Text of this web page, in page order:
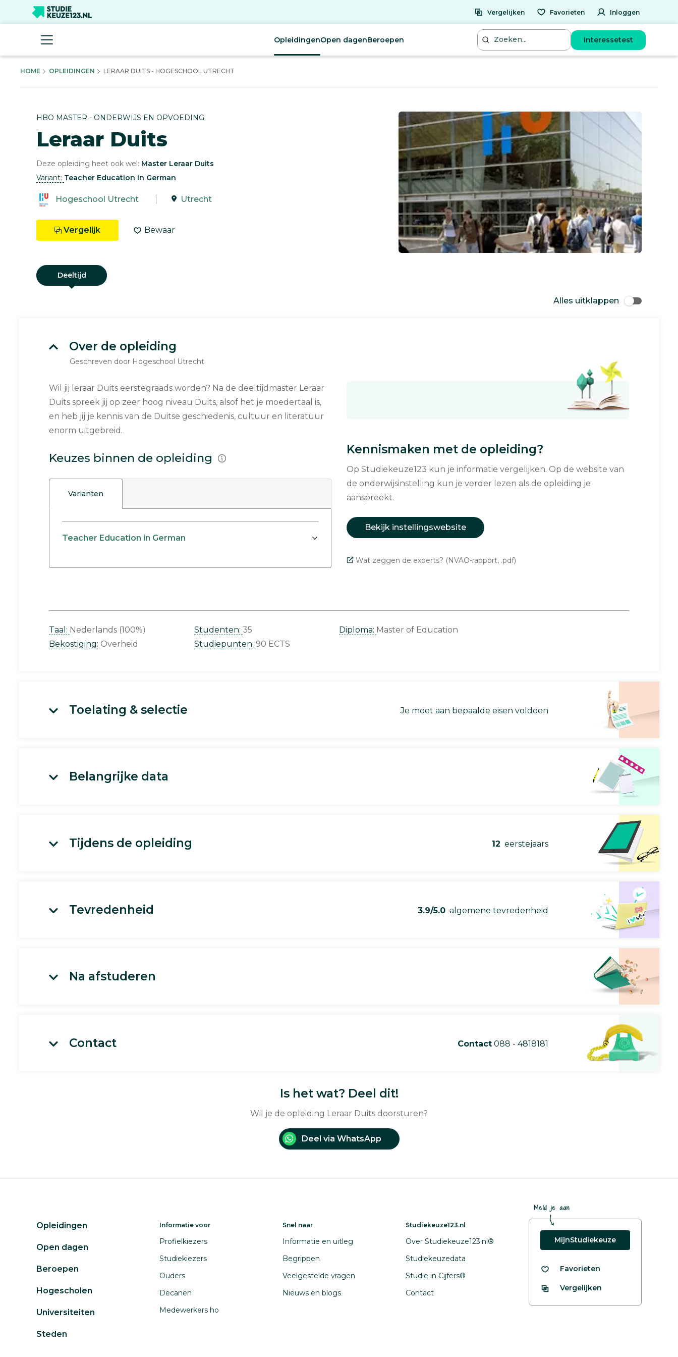
Vergelijken Favorieten Inloggen
OpleidingenOpen dagenBeroepen Interessetest
HOME OPLEIDINGEN LERAAR DUITS - HOGESCHOOL UTRECHT
HBO MASTER - ONDERWIJS EN OPVOEDING
Leraar Duits
Deze opleiding heet ook wel: Master Leraar Duits
Variant: Teacher Education in German
Hogeschool Utrecht Utrecht
Vergelijk Bewaar
Deeltijd
Alles uitklappen
Over de opleiding
Geschreven door Hogeschool Utrecht
Wil jij leraar Duits eerstegraads worden? Na de deeltijdmaster Leraar
Duits spreek jij op zeer hoog niveau Duits, alsof het je moedertaal is,
en heb jij je kennis van de Duitse geschiedenis, cultuur en literatuur
enorm uitgebreid.
Keuzes binnen de opleiding
Varianten
Teacher Education in German
Kennismaken met de opleiding?
Op Studiekeuze123 kun je informatie vergelijken. Op de website van
de onderwijsinstelling kun je verder lezen als de opleiding je
aanspreekt.
Bekijk instellingswebsite
Wat zeggen de experts? (NVAO-rapport, .pdf)
Taal: Nederlands (100%)
Bekostiging: Overheid
Studenten: 35
Studiepunten: 90 ECTS
Diploma: Master of Education
Toelating & selectie Je moet aan bepaalde eisen voldoen
Belangrijke data
Tijdens de opleiding 12 eerstejaars
Tevredenheid 3.9/5.0 algemene tevredenheid
Na afstuderen
Contact Contact 088 - 4818181
Is het wat? Deel dit!
Wil je de opleiding Leraar Duits doorsturen?
Deel via WhatsApp
Opleidingen
Open dagen
Beroepen
Hogescholen
Universiteiten
Steden
Informatie voor
Profielkiezers
Studiekiezers
Ouders
Decanen
Medewerkers ho
Snel naar
Informatie en uitleg
Begrippen
Veelgestelde vragen
Nieuws en blogs
Studiekeuze123.nl
Over Studiekeuze123.nl®
Studiekeuzedata
Studie in Cijfers®
Contact
Meld je aan
MijnStudiekeuze
Favorieten
Vergelijken